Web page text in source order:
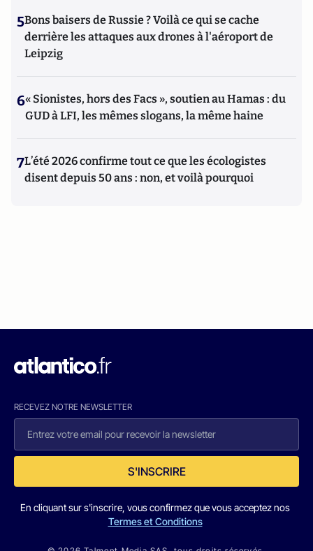
5Bons baisers de Russie ? Voilà ce qui se cache
derrière les attaques aux drones à l'aéroport de
Leipzig
6« Sionistes, hors des Facs », soutien au Hamas : du
GUD à LFI, les mêmes slogans, la même haine
7L’été 2026 confirme tout ce que les écologistes
disent depuis 50 ans : non, et voilà pourquoi
RECEVEZ NOTRE NEWSLETTER
S'INSCRIRE
En cliquant sur s'inscrire, vous confirmez que vous acceptez nos
Termes et Conditions